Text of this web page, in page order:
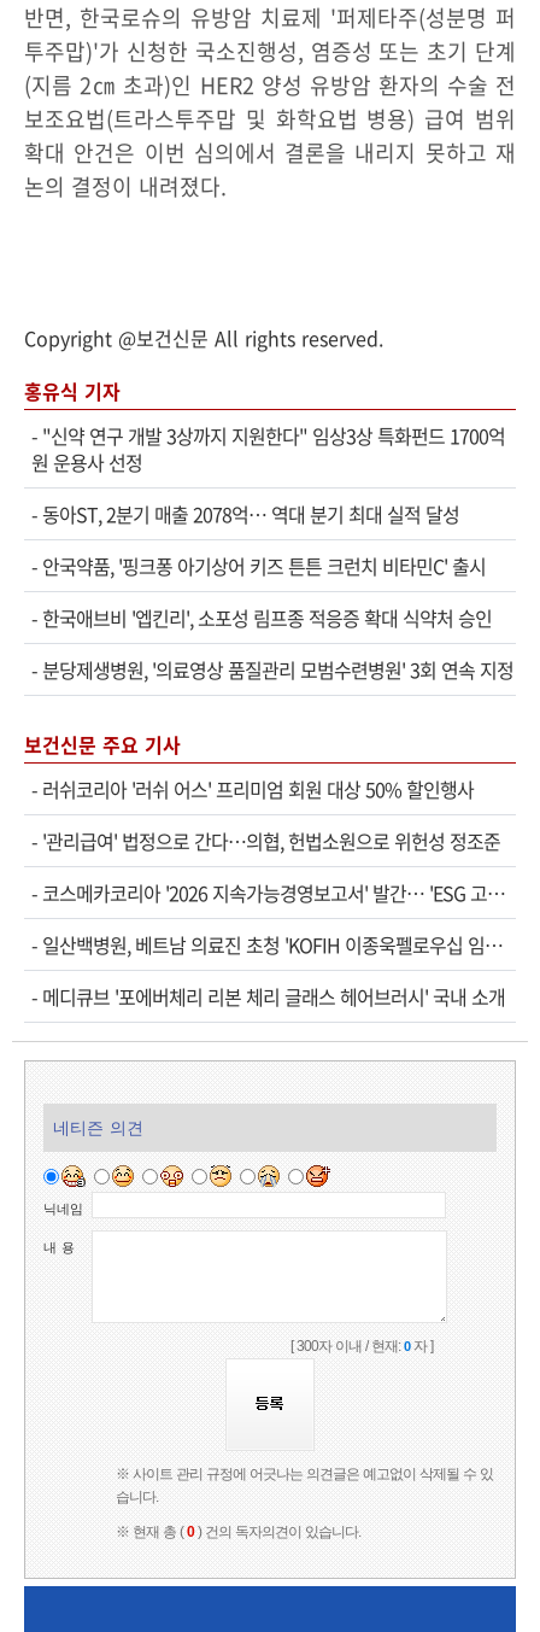
반면, 한국로슈의 유방암 치료제 '퍼제타주(성분명 퍼
투주맙)'가 신청한 국소진행성, 염증성 또는 초기 단계
(지름 2㎝ 초과)인 HER2 양성 유방암 환자의 수술 전
보조요법(트라스투주맙 및 화학요법 병용) 급여 범위
확대 안건은 이번 심의에서 결론을 내리지 못하고 재
논의 결정이 내려졌다.
Copyright @보건신문 All rights reserved.
홍유식 기자
- "신약 연구 개발 3상까지 지원한다" 임상3상 특화펀드 1700억
원 운용사 선정
-동아ST, 2분기 매출 2078억… 역대 분기 최대 실적 달성
- 안국약품, '핑크퐁 아기상어 키즈 튼튼 크런치 비타민C' 출시
- 한국애브비 '엡킨리', 소포성 림프종 적응증 확대 식약처 승인
-분당제생병원, '의료영상 품질관리 모범수련병원' 3회 연속 지정
보건신문 주요 기사
- 러쉬코리아 '러쉬 어스' 프리미엄 회원 대상 50% 할인행사
- '관리급여' 법정으로 간다…의협, 헌법소원으로 위헌성 정조준
- 코스메카코리아 '2026 지속가능경영보고서' 발간… 'ESG 고도화' 속도
- 일산백병원, 베트남 의료진 초청 'KOFIH 이종욱펠로우십 임상연수' 시작
- 메디큐브 '포에버체리 리본 체리 글래스 헤어브러시' 국내 소개
네티즌 의견
닉네임
내 용
[ 300자 이내 / 현재:0자 ]
※ 사이트 관리 규정에 어긋나는 의견글은 예고없이 삭제될 수 있
습니다.
※ 현재 총 (0) 건의 독자의견이 있습니다.